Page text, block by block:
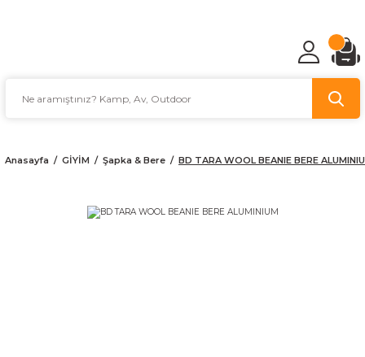
Anasayfa GİYİM Şapka & Bere BD TARA WOOL BEANIE BERE